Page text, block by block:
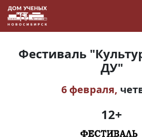
Новости
Фестиваль
ДУ"
6 февраля,
12+